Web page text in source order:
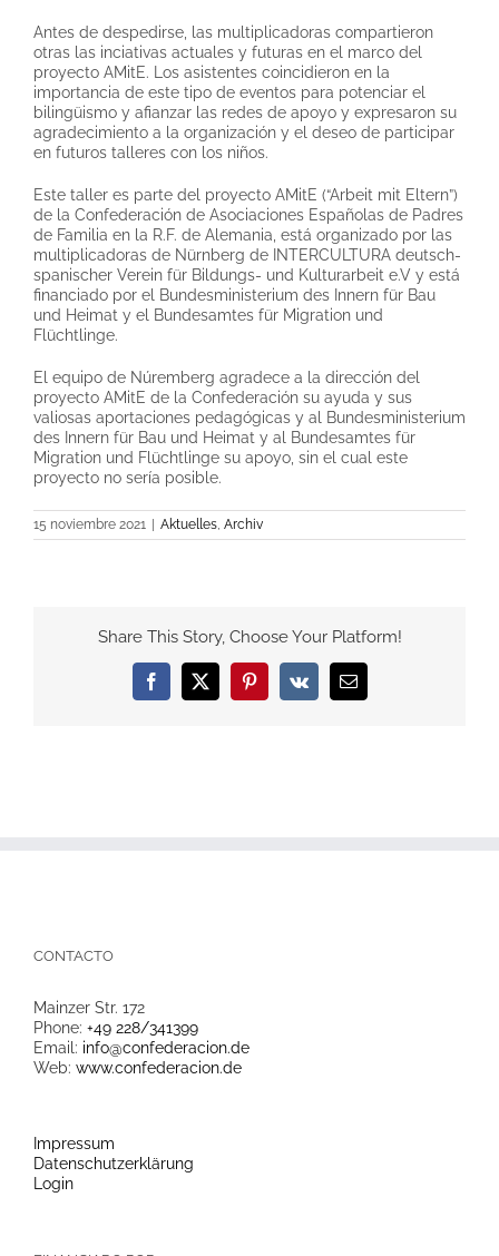
Antes de despedirse, las multiplicadoras compartieron
otras las inciativas actuales y futuras en el marco del
proyecto AMitE. Los asistentes coincidieron en la
importancia de este tipo de eventos para potenciar el
bilingüismo y afianzar las redes de apoyo y expresaron su
agradecimiento a la organización y el deseo de participar
en futuros talleres con los niños.
Este taller es parte del proyecto AMitE (“Arbeit mit Eltern”)
de la Confederación de Asociaciones Españolas de Padres
de Familia en la R.F. de Alemania, está organizado por las
multiplicadoras de Nürnberg de INTERCULTURA deutsch-
spanischer Verein für Bildungs- und Kulturarbeit e.V y está
financiado por el Bundesministerium des Innern für Bau
und Heimat y el Bundesamtes für Migration und
Flüchtlinge.
El equipo de Núremberg agradece a la dirección del
proyecto AMitE de la Confederación su ayuda y sus
valiosas aportaciones pedagógicas y al Bundesministerium
des Innern für Bau und Heimat y al Bundesamtes für
Migration und Flüchtlinge su apoyo, sin el cual este
proyecto no sería posible.
15 noviembre 2021 | Aktuelles Archiv
Share This Story, Choose Your Platform!
Facebook
X Pinterest
Vk Email
CONTACTO
Mainzer Str. 172
Phone: +49 228/341399
Email: info@confederacion.de
Web: www.confederacion.de
Impressum
Datenschutzerklärung
Login